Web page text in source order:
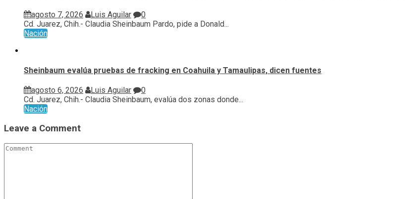
agosto 7, 2026 Luis Aguilar
0
Cd. Juarez, Chih.- Claudia Sheinbaum Pardo, pide a Donald...
Nación
Sheinbaum evalúa pruebas de fracking en Coahuila y Tamaulipas, dicen fuentes
agosto 6, 2026 Luis Aguilar
0
Cd. Juarez, Chih.- Claudia Sheinbaum, evalúa ⁠dos zonas donde...
Nación
Leave a Comment